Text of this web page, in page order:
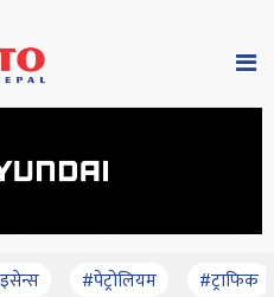
#पेट्रोलियम #ट्राफिक